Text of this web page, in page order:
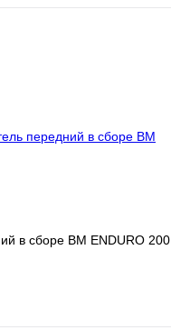
наличии
в сборе BM ENDURO 200